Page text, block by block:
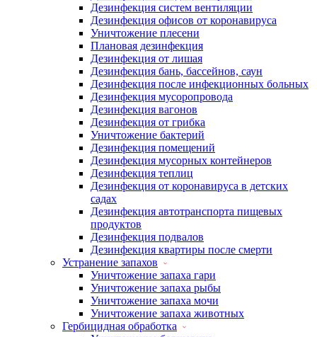
Дезинфекция систем вентиляции
Дезинфекция офисов от коронавируса
Уничтожение плесени
Плановая дезинфекция
Дезинфекция от лишая
Дезинфекция бань, бассейнов, саун
Дезинфекция после инфекционных больных
Дезинфекция мусоропровода
Дезинфекция вагонов
Дезинфекция от грибка
Уничтожение бактерий
Дезинфекция помещений
Дезинфекция мусорных контейнеров
Дезинфекция теплиц
Дезинфекция от коронавируса в детских
садах
Дезинфекция автотранспорта пищевых
продуктов
Дезинфекция подвалов
Дезинфекция квартиры после смерти
Устранение запахов
Уничтожение запаха гари
Уничтожение запаха рыбы
Уничтожение запаха мочи
Уничтожение запаха животных
Гербицидная обработка